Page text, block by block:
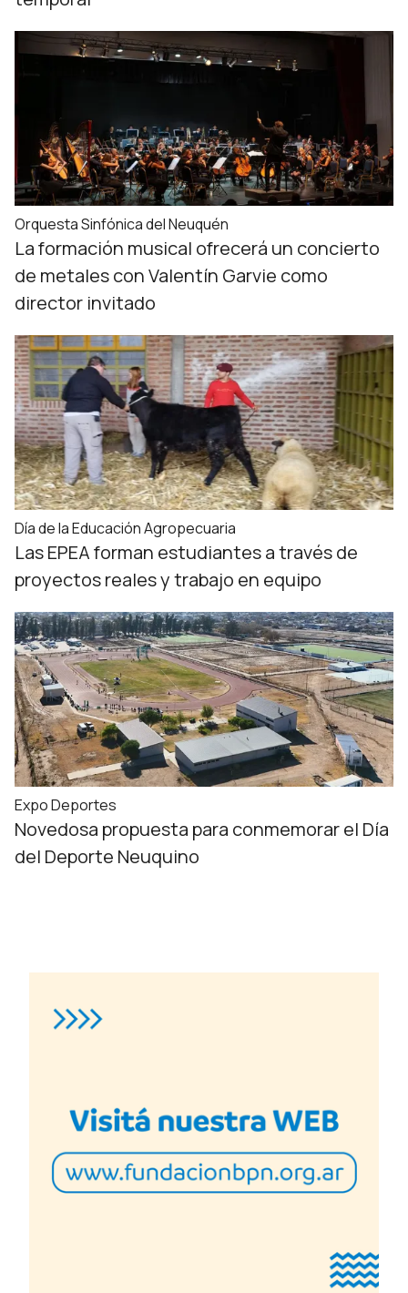
Orquesta Sinfónica del Neuquén
La formación musical ofrecerá un concierto
de metales con Valentín Garvie como
director invitado
Día de la Educación Agropecuaria
Las EPEA forman estudiantes a través de
proyectos reales y trabajo en equipo
Expo Deportes
Novedosa propuesta para conmemorar el Día
del Deporte Neuquino